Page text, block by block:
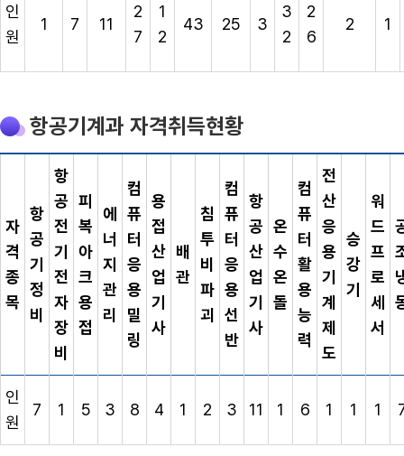
인
원
1 7 11
2
7
1
2
43 25 3
3
2
2
6
2 1
항공기계과 자격취득현황
자
격
종
목
항
공
기
정
비
항
공
전
기
전
자
장
비
피
복
아
크
용
접
에
너
지
관
리
컴
퓨
터
응
용
밀
링
용
접
산
업
기
사
배
관
침
투
비
파
괴
컴
퓨
터
응
용
선
반
항
공
산
업
기
사
온
수
온
돌
컴
퓨
터
활
용
능
력
전
산
응
용
기
계
제
도
승
강
기
워
드
프
로
세
서
인
원
7 1 5 3 8 4 1 2 3 11 1 6 1 1 1